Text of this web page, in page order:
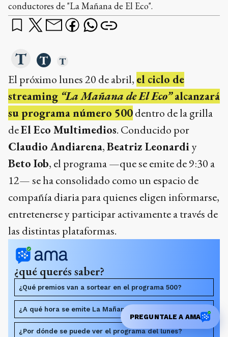
conductores de "La Mañana de El Eco".
El próximo lunes 20 de abril, el ciclo de
streaming “La Mañana de El Eco”alcanzará
su programa número 500dentro de la grilla
deEl Eco Multimedios. Conducido por
Claudio Andiarena,Beatriz Leonardiy
Beto Iob, el programa —que se emite de 9:30 a
12— se ha consolidado como un espacio de
compañía diaria para quienes eligen informarse,
entretenerse y participar activamente a través de
las distintas plataformas.
¿qué querés saber?
¿Qué premios van a sortear en el programa 500?
¿A qué hora se emite La Mañana de El Eco?
¿Por dónde se puede ver el programa del lunes?
PREGUNTALE A AMA